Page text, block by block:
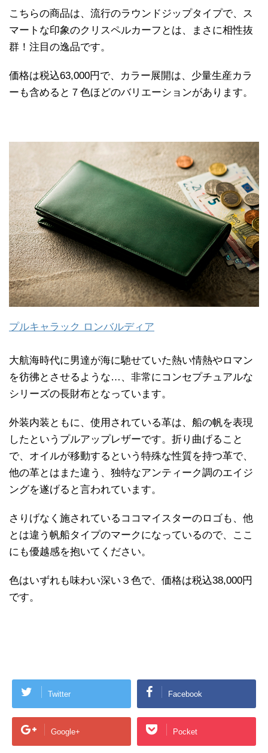
こちらの商品は、流行のラウンドジップタイプで、ス
マートな印象のクリスペルカーフとは、まさに相性抜
群！注目の逸品です。
価格は税込63,000円で、カラー展開は、少量生産カラ
ーも含めると７色ほどのバリエーションがあります。
プルキャラック ロンバルディア
大航海時代に男達が海に馳せていた熱い情熱やロマン
を彷彿とさせるような…、非常にコンセプチュアルな
シリーズの長財布となっています。
外装内装ともに、使用されている革は、船の帆を表現
したというプルアップレザーです。折り曲げること
で、オイルが移動するという特殊な性質を持つ革で、
他の革とはまた違う、独特なアンティーク調のエイジ
ングを遂げると言われています。
さりげなく施されているココマイスターのロゴも、他
とは違う帆船タイプのマークになっているので、ここ
にも優越感を抱いてください。
色はいずれも味わい深い３色で、価格は税込38,000円
です。
Twitter Facebook
Google+ Pocket